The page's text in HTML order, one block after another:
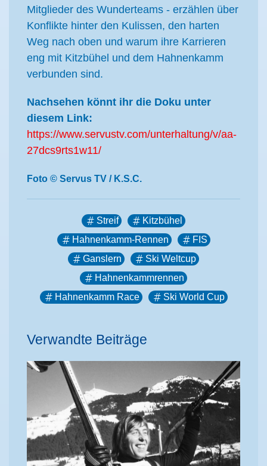
Mitglieder des Wunderteams - erzählen über
Konflikte hinter den Kulissen, den harten
Weg nach oben und warum ihre Karrieren
eng mit Kitzbühel und dem Hahnenkamm
verbunden sind.
Nachsehen könnt ihr die Doku unter
diesem Link:
https://www.servustv.com/unterhaltung/v/aa-
27dcs9rts1w11/
Foto © Servus TV / K.S.C.
Streif
Kitzbühel
Hahnenkamm-Rennen
FIS
Ganslern
Ski Weltcup
Hahnenkammrennen
Hahnenkamm Race
Ski World Cup
Verwandte Beiträge